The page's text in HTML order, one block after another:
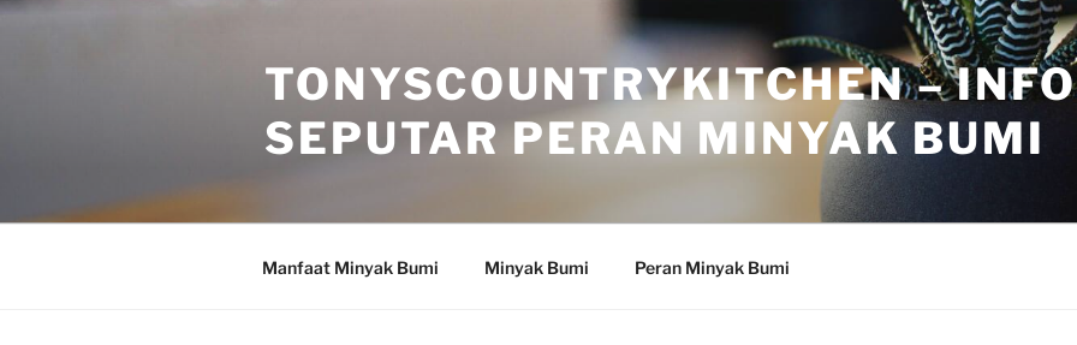
Skip
TONYSCOUNTRYKITCHEN –
SEPUTAR PERAN MINYAK BUMI
Manfaat Minyak Bumi Minyak Bumi Peran Minyak Bumi